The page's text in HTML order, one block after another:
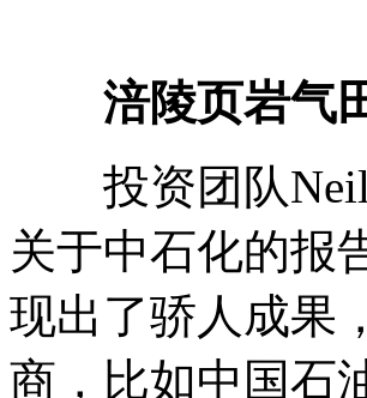
涪陵页岩气田
投资团队Neil
关于中石化的报
现出了骄人成果
商，比如中国石